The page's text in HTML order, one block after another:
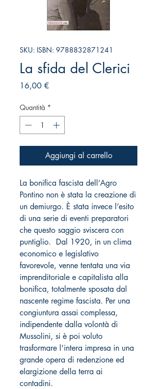
SKU: ISBN: 9788832871241
La sfida del Clerici
16,00 €
Quantità *
Aggiungi al carrello
La bonifica fascista dell’Agro
Pontino non è stata la creazione di
un demiurgo. È stata invece l’esito
di una serie di eventi preparatori
che questo saggio sviscera con
puntiglio. Dal 1920, in un clima
economico e legislativo
favorevole, venne tentata una via
imprenditoriale e capitalista alla
bonifica, totalmente sposata dal
nascente regime fascista. Per una
congiuntura assai complessa,
indipendente dalla volontà di
Mussolini, si è poi voluto
trasformare l’intera impresa in una
grande opera di redenzione ed
elargizione della terra ai
contadini.